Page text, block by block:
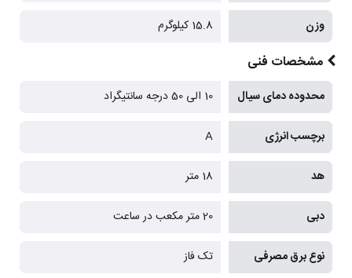
وزن 15.8 کیلوگرم
مشخصات فنی
محدوده دمای سیال 10 الی 50 درجه سانتیگراد
برچسب انرژی A
هد 18 متر
دبی 20 متر مکعب در ساعت
نوع برق مصرفی تک فاز